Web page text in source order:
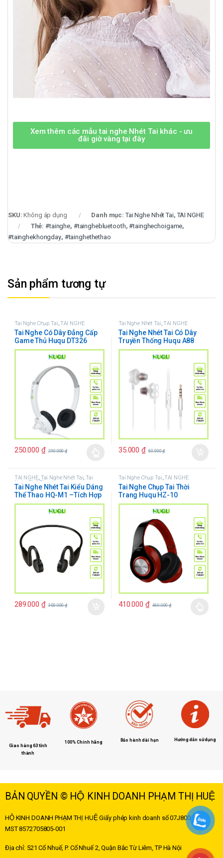
Xem thêm các mẫu tai nghe Nhét Tai khác - ưu
đãi giờ vàng tại đây
SKU:Không áp dụng Danh mục:Tai Nghe Nhét Tai,TAI NGHE
Thẻ:#tainghe, #tainghebluetooth,#tainghechoigame,
#tainghekhongday, #tainghethethao
Sản phẩm tương tự
Tai Nghe Chụp Tai ,TAI NGHE
Tai Nghe Có Dây Đẳng Cấp
Game Thủ Huqu DT326
250.000 ₫ 290.000₫
Tai Nghe Nhét Tai ,TAI NGHE
Tai Nghe Nhét Tai Có Dây
Truyền Thống Huqu A88
35.000₫ 60.000₫
TAI NGHE, Tai Nghe Nhét Tai ,Tai
Nghe Thể Thao
Tai Nghe Nhét Tai Kiểu Dáng
Thể Thao HQ-M1 –Tích Hợp
Khe Cắm Thẻ Nhớ TF
289.000 ₫ 350.000₫
Tai Nghe Chụp Tai ,TAI NGHE
Tai Nghe Chụp Tai Thời
Trang Huqu HZ-10
410.000 ₫ 460.000₫
Giao hàng 63 tỉnh
thành
100% Chính hãng Bảo hành dài hạn Hướng dẫn sử dụng
BẢN QUYỀN © HỘ KINH DOANH PHẠM THỊ HUỆ
HỘ KINH DOANH PHẠM THỊ HUỆ Giấy phép kinh doanh số 07J8004178 –
MST8572705805-001
Địa chỉ: 521 Cổ Nhuế, P. Cổ Nhuế 2, Quận Bắc Từ Liêm, TP Hà Nội